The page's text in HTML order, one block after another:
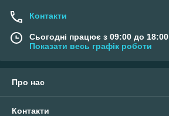
Контакти
Сьогодні працює з 09:00 до 18:00
Показати весь графік роботи
Про нас
Контакти